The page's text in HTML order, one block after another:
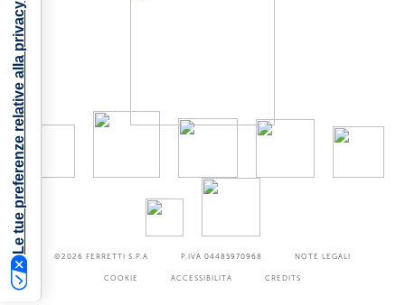
©2026 FERRETTI S.P.A P.IVA 04485970968 NOTE LEGALI
COOKIE ACCESSIBILITÀ CREDITS
Le tue preferenze relative alla privacy